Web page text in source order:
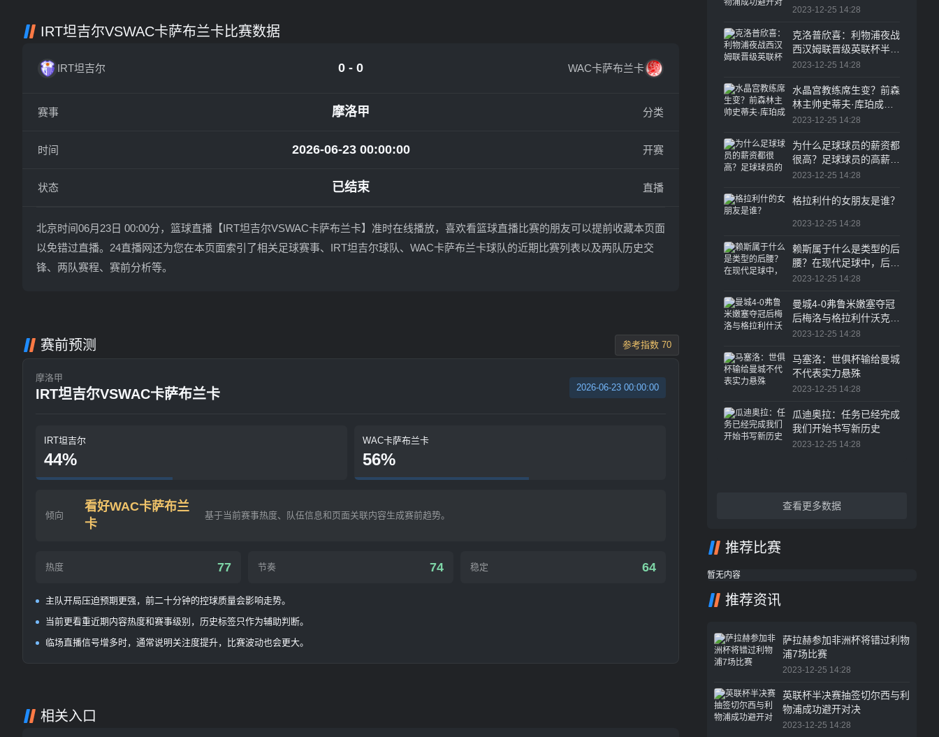
IRT坦吉尔VSWAC卡萨布兰卡比赛数据
IRT坦吉尔 0 - 0 WAC卡萨布兰卡
赛事 摩洛甲 分类
时间 2026-06-23 00:00:00 开赛
状态 已结束 直播
北京时间06月23日 00:00分，篮球直播【IRT坦吉尔VSWAC卡萨布兰卡】准时在线播放，喜欢看篮球直播比赛的朋友可以提前收藏本页面
以免错过直播。24直播网还为您在本页面索引了相关足球赛事、IRT坦吉尔球队、WAC卡萨布兰卡球队的近期比赛列表以及两队历史交
锋、两队赛程、赛前分析等。
赛前预测 参考指数 70
摩洛甲
IRT坦吉尔VSWAC卡萨布兰卡 2026-06-23 00:00:00
IRT坦吉尔
44%
WAC卡萨布兰卡
56%
倾向
看好WAC卡萨布兰
卡
基于当前赛事热度、队伍信息和页面关联内容生成赛前趋势。
热度 77 节奏 74 稳定 64
主队开局压迫预期更强，前二十分钟的控球质量会影响走势。
当前更看重近期内容热度和赛事级别，历史标签只作为辅助判断。
临场直播信号增多时，通常说明关注度提升，比赛波动也会更大。
相关入口
2023-12-25 14:28
克洛普欣喜：利物浦夜战
西汉姆联晋级英联杯半决
赛
2023-12-25 14:28
水晶宫教练席生变？前森
林主帅史蒂夫·库珀成头
号候选人
2023-12-25 14:28
为什么足球球员的薪资都
很高？足球球员的高薪水
一直是体育圈乃至整个职
2023-12-25 14:28
格拉利什的女朋友是谁？
2023-12-25 14:28
赖斯属于什么是类型的后
腰？在现代足球中，后腰
的角色越来越重要
2023-12-25 14:28
曼城4-0弗鲁米嫩塞夺冠
后梅洛与格拉利什沃克发
生冲突
2023-12-25 14:28
马塞洛：世俱杯输给曼城
不代表实力悬殊
2023-12-25 14:28
瓜迪奥拉：任务已经完成
我们开始书写新历史
2023-12-25 14:28
查看更多数据
推荐比赛
暂无内容
推荐资讯
萨拉赫参加非洲杯将错过利物
浦7场比赛
2023-12-25 14:28
英联杯半决赛抽签切尔西与利
物浦成功避开对决
2023-12-25 14:28